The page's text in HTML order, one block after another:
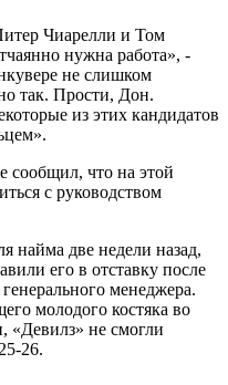
Чиарелли и Том
нужна работа», -
не слишком
так. Прости, Дон.
из этих кандидатов
сообщил, что на этой
с руководством
найма две недели назад,
его в отставку после
менеджера.
молодого костяка во
не смогли
26.